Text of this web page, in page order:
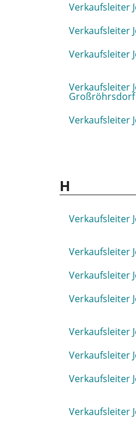
Verkaufsleiter
Verkaufsleiter
Verkaufsleiter
Verkaufsleiter
Großröhrsdorf
Verkaufsleiter
H
Verkaufsleiter
Verkaufsleiter
Verkaufsleiter
Verkaufsleiter
Verkaufsleiter
Verkaufsleiter
Verkaufsleiter
Verkaufsleiter